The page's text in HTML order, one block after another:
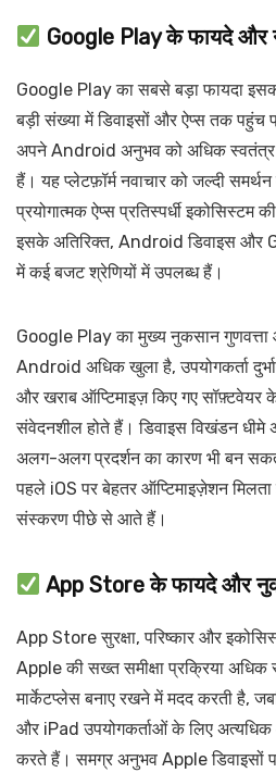
Google Play के फायदे और
Google Play का सबसे बड़ा फायदा
बड़ी संख्या में डिवाइसों और ऐप्स तक
अपने Android अनुभव को अधिक
हैं। यह प्लेटफ़ॉर्म नवाचार को जल्दी
प्रयोगात्मक ऐप्स प्रतिस्पर्धी इकोसिस्टम
इसके अतिरिक्त, Android डिवाइस और
में कई बजट श्रेणियों में उपलब्ध हैं।
Google Play का मुख्य नुकसान गुणवत्ता
Android अधिक खुला है, उपयोगकर्ता
और खराब ऑप्टिमाइज़ किए गए सॉफ़्टवेयर
संवेदनशील होते हैं। डिवाइस विखंडन धीमे
अलग-अलग प्रदर्शन का कारण भी बन
पहले iOS पर बेहतर ऑप्टिमाइज़ेशन
संस्करण पीछे से आते हैं।
App Store के फायदे और
App Store सुरक्षा, परिष्कार और
Apple की सख्त समीक्षा प्रक्रिया अधिक
मार्केटप्लेस बनाए रखने में मदद करती है,
और iPad उपयोगकर्ताओं के लिए अत्यधिक
करते हैं। समग्र अनुभव Apple डिवाइसों